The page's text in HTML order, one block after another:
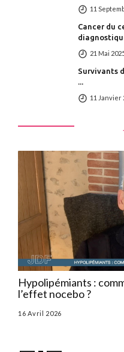
11
Cancer du
21 Mai
Survivants
...
11 Janvier
Hypolipémiants :
l’effet nocebo ?
16 Avril 2026